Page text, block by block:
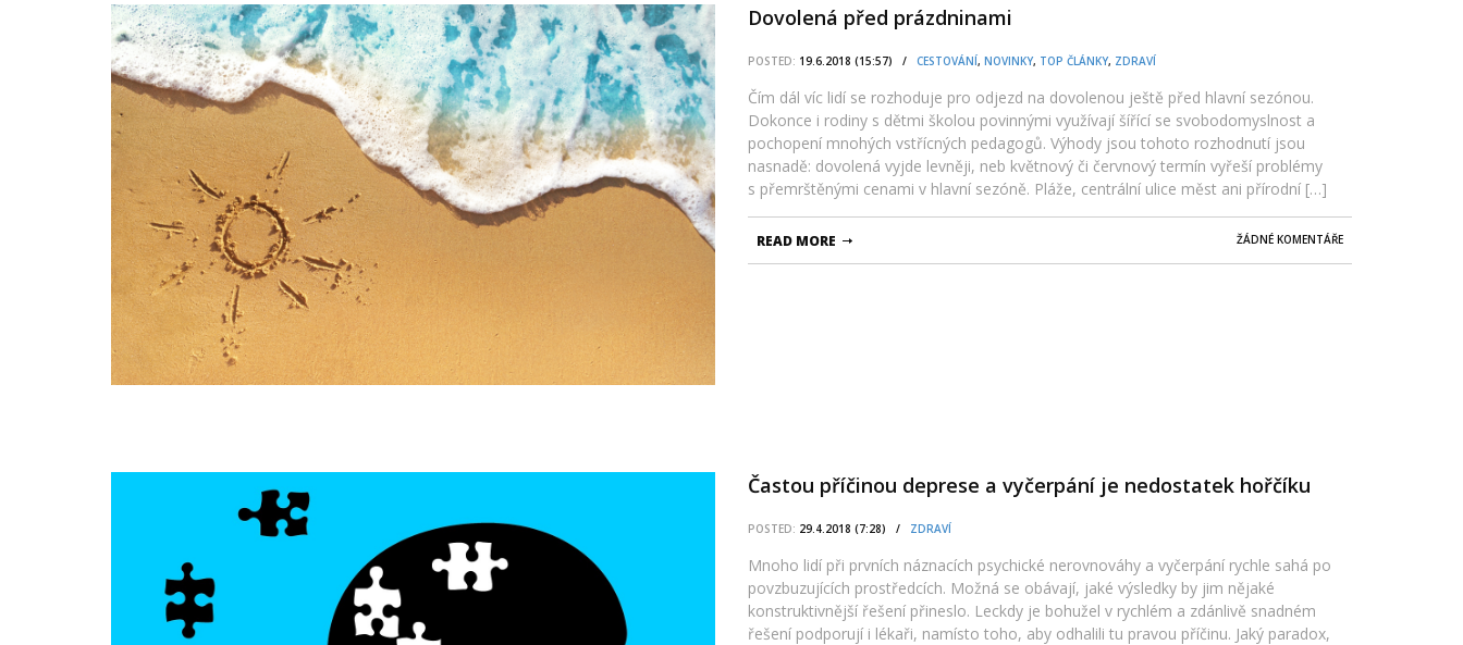
Dovolená před prázdninami
POSTED: 19.6.2018 (15:57) / CESTOVÁNÍ, NOVINKY, TOP ČLÁNKY, ZDRAVÍ
Čím dál víc lidí se rozhoduje pro odjezd na dovolenou ještě před hlavní sezónou.
Dokonce i rodiny s dětmi školou povinnými využívají šířící se svobodomyslnost a
pochopení mnohých vstřícných pedagogů. Výhody jsou tohoto rozhodnutí jsou
nasnadě: dovolená vyjde levněji, neb květnový či červnový termín vyřeší problémy
s přemrštěnými cenami v hlavní sezóně. Pláže, centrální ulice měst ani přírodní […]
ŽÁDNÉ KOMENTÁŘE
READ MORE
Častou příčinou deprese a vyčerpání je nedostatek hořčíku
POSTED: 29.4.2018 (7:28) / ZDRAVÍ
Mnoho lidí při prvních náznacích psychické nerovnováhy a vyčerpání rychle sahá po
povzbuzujících prostředcích. Možná se obávají, jaké výsledky by jim nějaké
konstruktivnější řešení přineslo. Leckdy je bohužel v rychlém a zdánlivě snadném
řešení podporují i lékaři, namísto toho, aby odhalili tu pravou příčinu. Jaký paradox,